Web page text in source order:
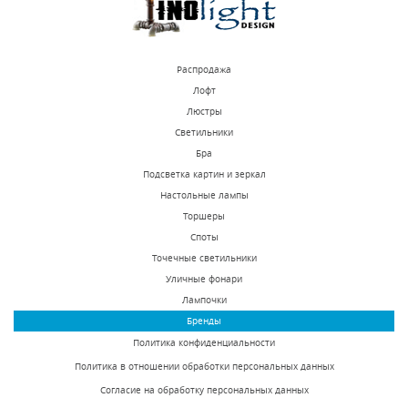
Распродажа
Лофт
Люстры
Светильники
Бра
Подсветка картин и зеркал
Настольные лампы
Торшеры
Споты
Точечные светильники
Уличные фонари
Лампочки
Бренды
Политика конфиденциальности
Политика в отношении обработки персональных данных
Согласие на обработку персональных данных